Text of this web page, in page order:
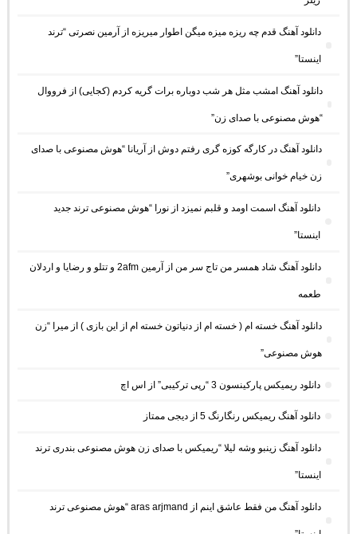
دانلود آهنگ ﻗﺪم ﭼﻪ رﻳﺰه ﻣﻴﺰه ﻣﻴﮕﻦ اﻃﻮار ﻣﻴﺮﻳﺰه از آرمین نصرتی “ترند
اینستا”
دانلود آهنگ امشب مثل هر شب دوباره برات گریه کردم (کجایی) از فرووال
“هوش مصنوعی با صدای زن”
دانلود آهنگ در کارگه کوزه گری رفتم دوش از آریانا “هوش مصنوعی با صدای
زن خیام خوانی بوشهری”
دانلود آهنگ اسمت اومد و قلبم نمیزد از نورا “هوش مصنوعی ترند جدید
اینستا”
دانلود آهنگ شاد همسر من تاج سر من از آرمین 2afm و تتلو و رضایا و اردلان
طعمه
دانلود آهنگ خسته ام ( خسته ام از دنیاتون خسته ام از این بازی ) از میرا “زن
هوش مصنوعی”
دانلود ریمیکس پارکینسون 3 “رپی ترکیبی” از اس اچ
دانلود آهنگ ریمیکس رنگارنگ 5 از دیجی ممتاز
دانلود آهنگ زینبو وشه لیلا “ریمیکس با صدای زن هوش مصنوعی بندری ترند
اینستا”
دانلود آهنگ من فقط عاشق اینم از aras arjmand “هوش مصنوعی ترند